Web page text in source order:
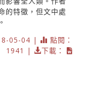
的特徵，但文中處
05-04 |
點閱：
1941 |
下載：